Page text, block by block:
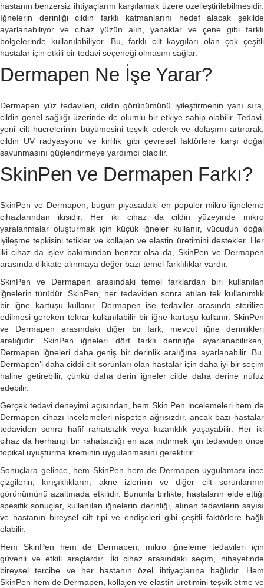
hastanın benzersiz ihtiyaçlarını karşılamak üzere özelleştirilebilmesidir.
İğnelerin derinliği cildin farklı katmanlarını hedef alacak şekilde
ayarlanabiliyor ve cihaz yüzün alın, yanaklar ve çene gibi farklı
bölgelerinde kullanılabiliyor. Bu, farklı cilt kaygıları olan çok çeşitli
hastalar için etkili bir tedavi seçeneği olmasını sağlar.
Dermapen Ne İşe Yarar?
Dermapen yüz tedavileri, cildin görünümünü iyileştirmenin yanı sıra,
cildin genel sağlığı üzerinde de olumlu bir etkiye sahip olabilir. Tedavi,
yeni cilt hücrelerinin büyümesini teşvik ederek ve dolaşımı artırarak,
cildin UV radyasyonu ve kirlilik gibi çevresel faktörlere karşı doğal
savunmasını güçlendirmeye yardımcı olabilir.
SkinPen ve Dermapen Farkı?
SkinPen ve Dermapen, bugün piyasadaki en popüler mikro iğneleme
cihazlarından ikisidir. Her iki cihaz da cildin yüzeyinde mikro
yaralanmalar oluşturmak için küçük iğneler kullanır, vücudun doğal
iyileşme tepkisini tetikler ve kollajen ve elastin üretimini destekler. Her
iki cihaz da işlev bakımından benzer olsa da, SkinPen ve Dermapen
arasında dikkate alınmaya değer bazı temel farklılıklar vardır.
SkinPen ve Dermapen arasındaki temel farklardan biri kullanılan
iğnelerin türüdür. SkinPen, her tedaviden sonra atılan tek kullanımlık
bir iğne kartuşu kullanır. Dermapen ise tedaviler arasında sterilize
edilmesi gereken tekrar kullanılabilir bir iğne kartuşu kullanır. SkinPen
ve Dermapen arasındaki diğer bir fark, mevcut iğne derinlikleri
aralığıdır. SkinPen iğneleri dört farklı derinliğe ayarlanabilirken,
Dermapen iğneleri daha geniş bir derinlik aralığına ayarlanabilir. Bu,
Dermapen’i daha ciddi cilt sorunları olan hastalar için daha iyi bir seçim
haline getirebilir, çünkü daha derin iğneler cilde daha derine nüfuz
edebilir.
Gerçek tedavi deneyimi açısından, hem Skin Pen incelemeleri hem de
Dermapen cihazı incelemeleri nispeten ağrısızdır, ancak bazı hastalar
tedaviden sonra hafif rahatsızlık veya kızarıklık yaşayabilir. Her iki
cihaz da herhangi bir rahatsızlığı en aza indirmek için tedaviden önce
topikal uyuşturma kreminin uygulanmasını gerektirir.
Sonuçlara gelince, hem SkinPen hem de Dermapen uygulaması ince
çizgilerin, kırışıklıkların, akne izlerinin ve diğer cilt sorunlarının
görünümünü azaltmada etkilidir. Bununla birlikte, hastaların elde ettiği
spesifik sonuçlar, kullanılan iğnelerin derinliği, alınan tedavilerin sayısı
ve hastanın bireysel cilt tipi ve endişeleri gibi çeşitli faktörlere bağlı
olabilir.
Hem SkinPen hem de Dermapen, mikro iğneleme tedavileri için
güvenli ve etkili araçlardır. İki cihaz arasındaki seçim, nihayetinde
bireysel tercihe ve her hastanın özel ihtiyaçlarına bağlıdır. Hem
SkinPen hem de Dermapen, kollajen ve elastin üretimini teşvik etme ve